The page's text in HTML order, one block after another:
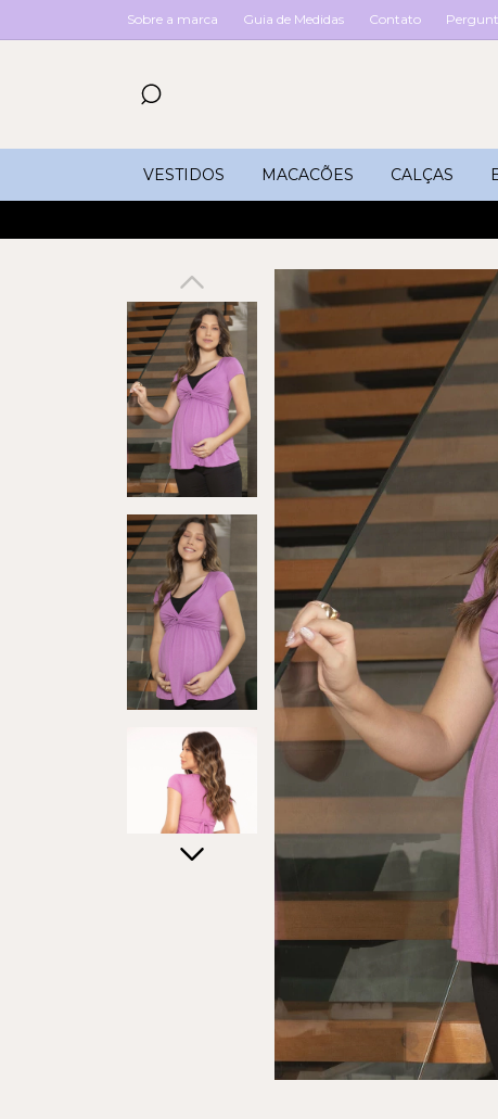
Sobre a marca Guia de Medidas Contato
VESTIDOS MACACÕES CALÇAS